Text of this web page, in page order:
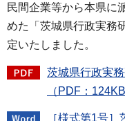
民間企業等から本県に
めた「茨城県行政実務
定いたしました。
茨城県行政実
（PDF：124KB
［様式第1号